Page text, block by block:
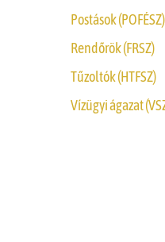
Postások (POFÉSZ)
Rendőrök (FRSZ)
Tűzoltók (HTFSZ)
Vízügyi ágazat